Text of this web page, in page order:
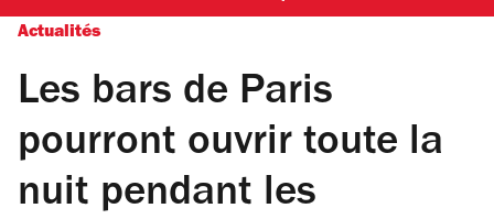
Actualités
Les bars de Paris
pourront ouvrir toute la
nuit pendant les